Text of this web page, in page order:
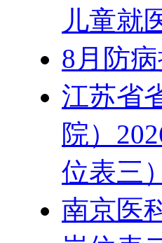
儿童就
8月防
江苏省
院）
位表三）
南京医